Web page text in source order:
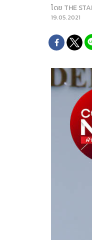
โดย THE
19.05.2021